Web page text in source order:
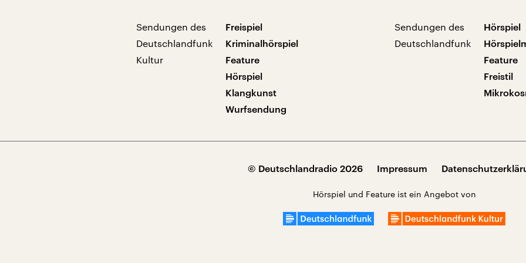
Sendungen des
Deutschlandfunk
Kultur
Freispiel
Kriminalhörspiel
Feature
Hörspiel
Klangkunst
Wurfsendung
Sendungen des
Deutschlandfunk
Hörspiel
Feature
Freistil
© Deutschlandradio 2026 Impressum
Hörspiel und Feature ist ein Angebot von